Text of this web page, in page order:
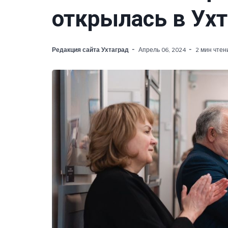
открылась в
Редакция сайта Ухтаград Апрель 06, 2024 2 мин